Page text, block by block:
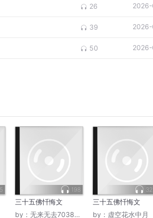
26
39
50
198
三十五佛忏悔文
by： 无来无去70387090
三十五佛忏悔文
by： 虚空花水中月